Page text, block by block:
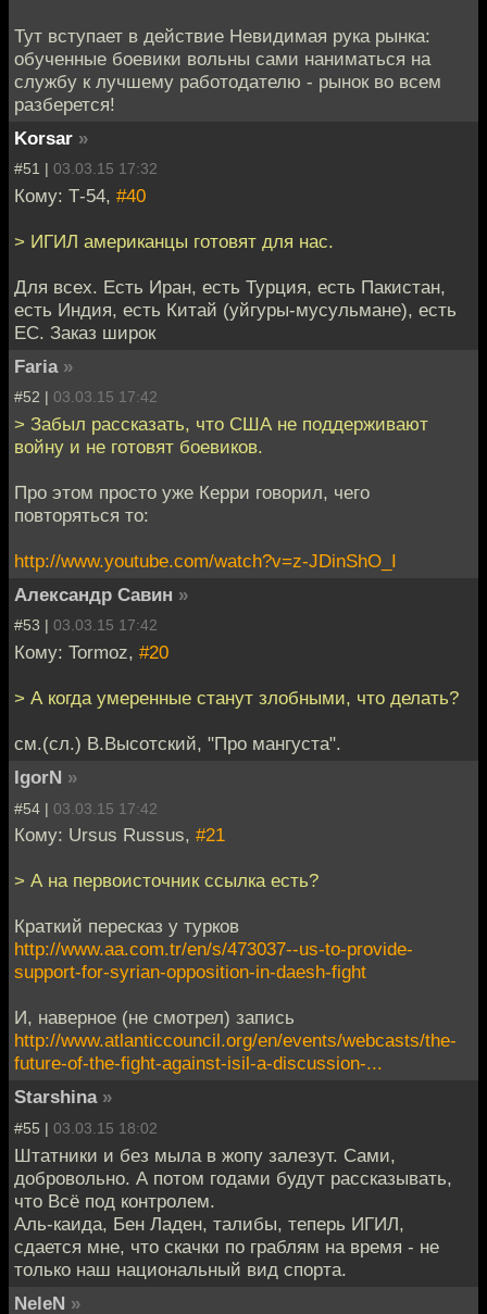
Тут вступает в действие Невидимая рука рынка:
обученные боевики вольны сами наниматься на
службу к лучшему работодателю - рынок во всем
разберется!
Korsar »
#51 | 03.03.15 17:32
Кому: Т-54, #40
> ИГИЛ американцы готовят для нас.
Для всех. Есть Иран, есть Турция, есть Пакистан,
есть Индия, есть Китай (уйгуры-мусульмане), есть
ЕС. Заказ широк
Faria »
#52 | 03.03.15 17:42
> Забыл рассказать, что США не поддерживают
войну и не готовят боевиков.
Про этом просто уже Керри говорил, чего
повторяться то:
http://www.youtube.com/watch?v=z-JDinShO_I
Александр Савин »
#53 | 03.03.15 17:42
Кому: Tormoz, #20
> А когда умеренные станут злобными, что делать?
см.(сл.) В.Высотский, "Про мангуста".
IgorN »
#54 | 03.03.15 17:42
Кому: Ursus Russus, #21
> А на первоисточник ссылка есть?
Краткий пересказ у турков
http://www.aa.com.tr/en/s/473037--us-to-provide-
support-for-syrian-opposition-in-daesh-fight
И, наверное (не смотрел) запись
http://www.atlanticcouncil.org/en/events/webcasts/the-
future-of-the-fight-against-isil-a-discussion-...
Starshina »
#55 | 03.03.15 18:02
Штатники и без мыла в жопу залезут. Сами,
добровольно. А потом годами будут рассказывать,
что Всё под контролем.
Аль-каида, Бен Ладен, талибы, теперь ИГИЛ,
сдается мне, что скачки по граблям на время - не
только наш национальный вид спорта.
NeleN »